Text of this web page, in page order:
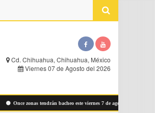
Cd. Chihuahua, Chihuahua, México
Viernes 07 de Agosto del 2026
Once zonas tendrán bacheo este viernes 7 de agosto: Municipio